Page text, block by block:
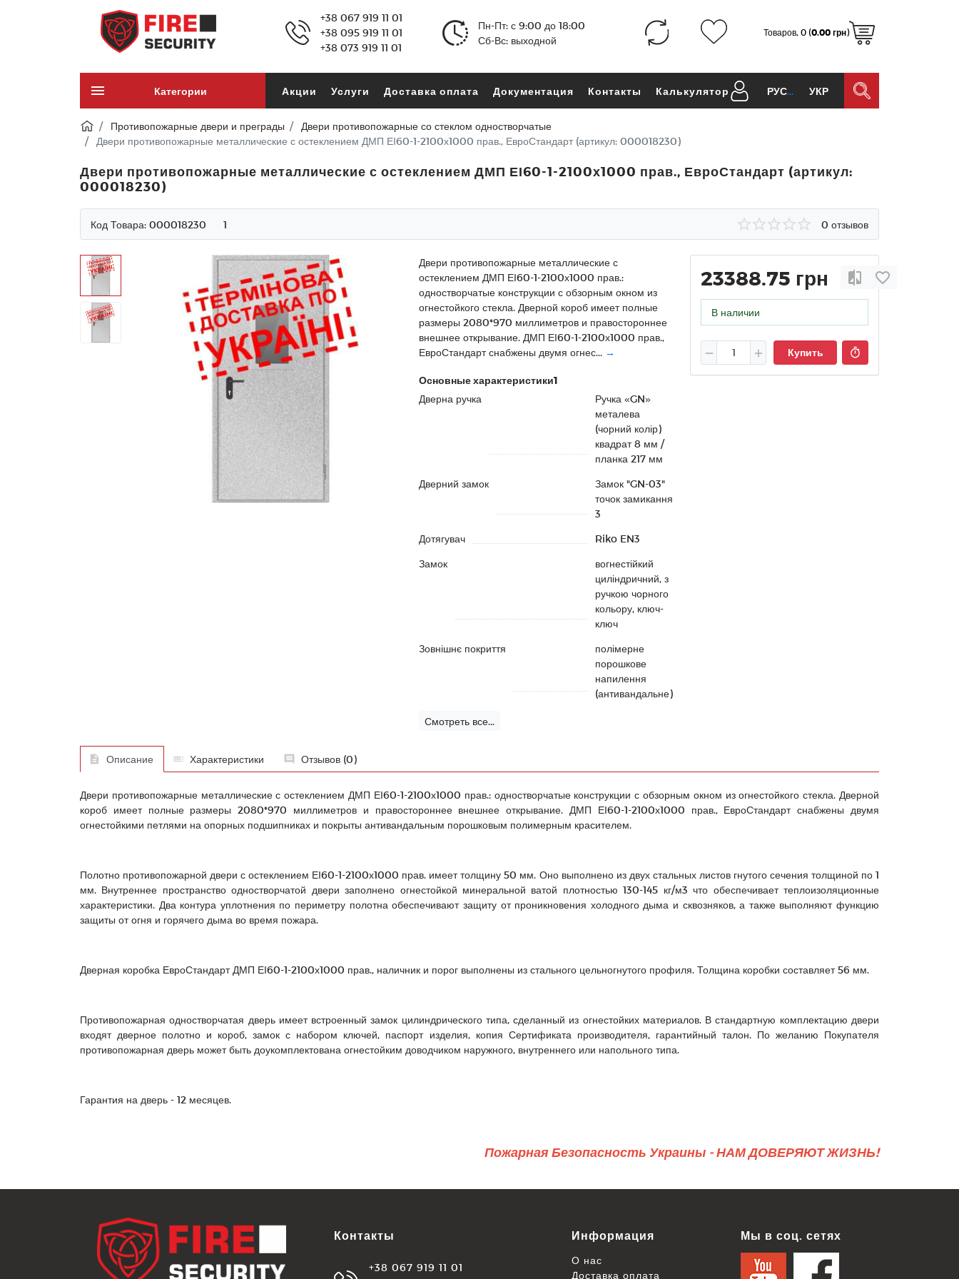
+38 067 919 11 01
+38 095 919 11 01
+38 073 919 11 01
Пн-Пт: с 9:00 до 18:00
Сб-Вс: выходной
Товаров, 0 (0.00 грн)
Категории Акции Услуги Доставка оплата Документация Контакты Калькулятор РУС УКР
Противопожарные двери и преграды
Двери противопожарные со стеклом одностворчатые
Двери противопожарные металлические с остеклением ДМП ЕІ60-1-2100х1000 прав., ЕвроСтандарт (артикул: 000018230)
Двери противопожарные металлические с остеклением ДМП ЕІ60-1-2100х1000 прав., ЕвроСтандарт (артикул:
000018230)
Код Товара: 000018230 1 0 отзывов
23388.75 грн
В наличии
Купить
Двери противопожарные металлические с
остеклением ДМП ЕІ60-1-2100х1000 прав.:
одностворчатые конструкции с обзорным окном из
огнестойкого стекла. Дверной короб имеет полные
размеры 2080*970 миллиметров и правостороннее
внешнее открывание. ДМП ЕІ60-1-2100х1000 прав.,
ЕвроСтандарт снабжены двумя огнес... →
Основные характеристики1
Дверна ручка
Ручка «GN»
металева
(чорний колір)
квадрат 8 мм /
планка 217 мм
Дверний замок
Замок "GN-03"
точок замикання
3
Дотягувач Riko EN3
Замок
вогнестійкий
циліндричний, з
ручкою чорного
кольору, ключ-
ключ
Зовнішнє покриття
полімерне
порошкове
напилення
(антивандальне)
Смотреть все...
Описание Характеристики Отзывов (0)
Двери противопожарные металлические с остеклением ДМП ЕІ60-1-2100х1000 прав.: одностворчатые конструкции с обзорным окном из огнестойкого стекла. Дверной
короб имеет полные размеры 2080*970 миллиметров и правостороннее внешнее открывание. ДМП ЕІ60-1-2100х1000 прав., ЕвроСтандарт снабжены двумя
огнестойкими петлями на опорных подшипниках и покрыты антивандальным порошковым полимерным красителем.
Полотно противопожарной двери с остеклением ЕІ60-1-2100х1000 прав. имеет толщину 50 мм. Оно выполнено из двух стальных листов гнутого сечения толщиной по 1
мм. Внутреннее пространство одностворчатой двери заполнено огнестойкой минеральной ватой плотностью 130-145 кг/м3 что обеспечивает теплоизоляционные
характеристики. Два контура уплотнения по периметру полотна обеспечивают защиту от проникновения холодного дыма и сквозняков, а также выполняют функцию
защиты от огня и горячего дыма во время пожара.
Дверная коробка ЕвроСтандарт ДМП ЕІ60-1-2100х1000 прав., наличник и порог выполнены из стального цельногнутого профиля. Толщина коробки составляет 56 мм.
Противопожарная одностворчатая дверь имеет встроенный замок цилиндрического типа, сделанный из огнестойких материалов. В стандартную комплектацию двери
входят дверное полотно и короб, замок с набором ключей, паспорт изделия, копия Сертификата производителя, гарантийный талон. По желанию Покупателя
противопожарная дверь может быть доукомплектована огнестойким доводчиком наружного, внутреннего или напольного типа.
Гарантия на дверь - 12 месяцев.
Пожарная Безопасность Украины - НАМ ДОВЕРЯЮТ ЖИЗНЬ!
Контакты
+38 067 919 11 01
Информация
О нас
Доставка оплата
Мы в соц. сетях